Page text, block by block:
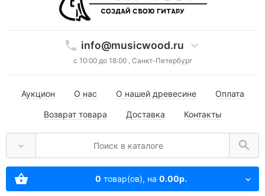
info@musicwood.ru
с 10:00 до 18:00 , Санкт-Петербург
Аукцион О нас О нашей древесине Оплата
Возврат товара Доставка Контакты
0 товар(ов), на 0.00р.